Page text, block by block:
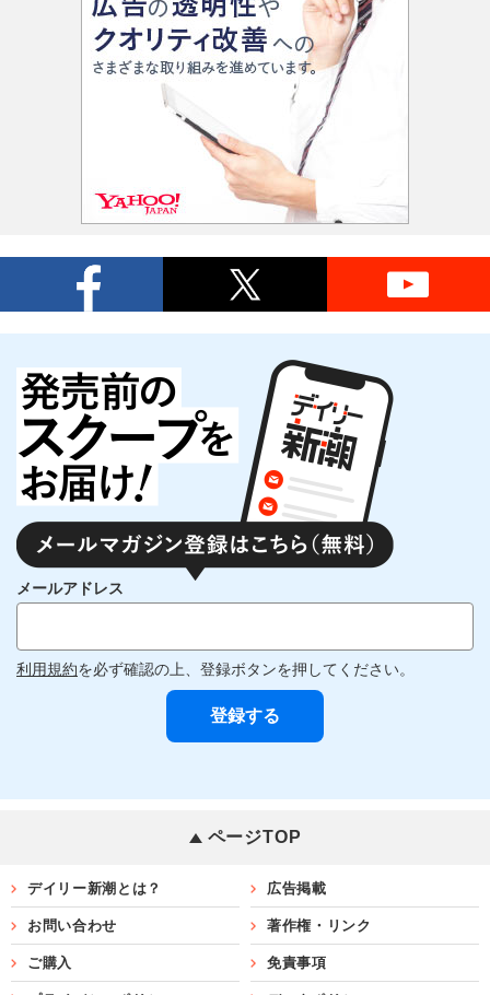
メールアドレス
利用規約を必ず確認の上、登録ボタンを押してください。
ページTOP
デイリー新潮とは？ 広告掲載
お問い合わせ 著作権・リンク
ご購入 免責事項